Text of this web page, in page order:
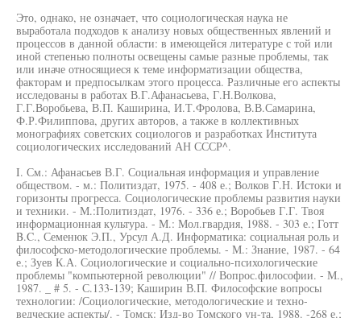
Это, однако, не означает, что социологическая наука не
выработала подходов к анализу новых общественных явлений и
процессов в данной области: в имеющейся литературе с той или
иной степенью полноты освещены самые разные проблемы, так
или иначе относящиеся к теме информатизации общества,
факторам и предпосылкам этого процесса. Различные его аспекты
исследованы в работах В.Г.Афанасьева, Г.Н.Волкова,
Г.Г.Воробьева, В.П. Каширина, И.Т.Фролова, В.В.Самарина,
Ф.Р.Филиппова, других авторов, а также в коллективных
монографиях советских социологов и разработках Института
социологических исследований АН СССР^.
I. См.: Афанасьев В.Г. Социальная информация и управление
обществом. - м.: Политиздат, 1975. - 408 е.; Волков Г.Н. Истоки и
горизонты прогресса. Социологические проблемы развития науки
и техники. - М.:Политиздат, 1976. - 336 е.; Воробьев Г.Г. Твоя
информационная культура. - М.: Мол.гвардия, 1988. - 303 е.; Готт
B.C., Семенюк Э.П., Урсул А.Д. Информатика: социальная роль и
философско-методологические проблемы. - М.: Знание, 1987. - 64
е.; Зуев К.А. Социологические и социально-психологические
проблемы "компьютерной революции" // Вопрос.философии. - М.,
1987. _ # 5. - С.133-139; Каширин В.П. Философские вопросы
технологии: /Социологические, методологические и техно-
ведческие аспекты/. - Томск: Изд-во Томского ун-та, 1988. -268 е.;